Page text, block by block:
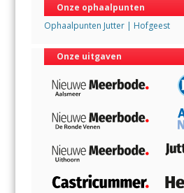
Onze ophaalpunten
Ophaalpunten Jutter | Hofgeest
Onze uitgaven